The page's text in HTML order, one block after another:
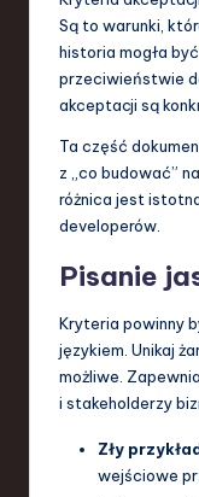
Są to warunki,
historia mogła
przeciwieństwie
akceptacji są
Ta część
z „co budować”
różnica jest
developerów.
Pisanie
Kryteria powinny
językiem. Unikaj
możliwe.
i stakeholderzy
Zły
wejściowe